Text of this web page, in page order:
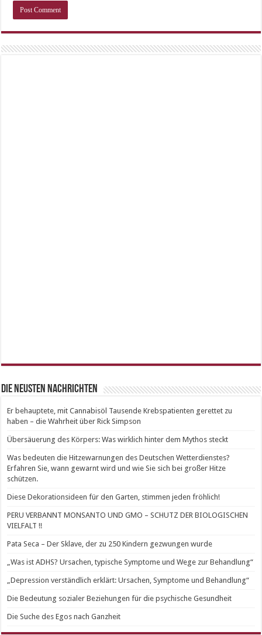
Die neusten Nachrichten
Er behauptete, mit Cannabisöl Tausende Krebspatienten gerettet zu
haben – die Wahrheit über Rick Simpson
Übersäuerung des Körpers: Was wirklich hinter dem Mythos steckt
Was bedeuten die Hitzewarnungen des Deutschen Wetterdienstes?
Erfahren Sie, wann gewarnt wird und wie Sie sich bei großer Hitze
schützen.
Diese Dekorationsideen für den Garten, stimmen jeden fröhlich!
PERU VERBANNT MONSANTO UND GMO – SCHUTZ DER BIOLOGISCHEN
VIELFALT !!
Pata Seca – Der Sklave, der zu 250 Kindern gezwungen wurde
„Was ist ADHS? Ursachen, typische Symptome und Wege zur Behandlung“
„Depression verständlich erklärt: Ursachen, Symptome und Behandlung“
Die Bedeutung sozialer Beziehungen für die psychische Gesundheit
Die Suche des Egos nach Ganzheit